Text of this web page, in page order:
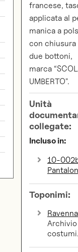
francese,
applicata al
manica a
con chiusura
due bottoni,
marca
UMBERTO".
Unità
collegate:
Incluso in:
10-
Toponimi:
Archivio